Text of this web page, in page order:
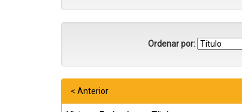
Ordenar por:
< Anterior